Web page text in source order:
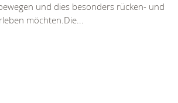
und dies besonders rücken- und
möchten.Die...